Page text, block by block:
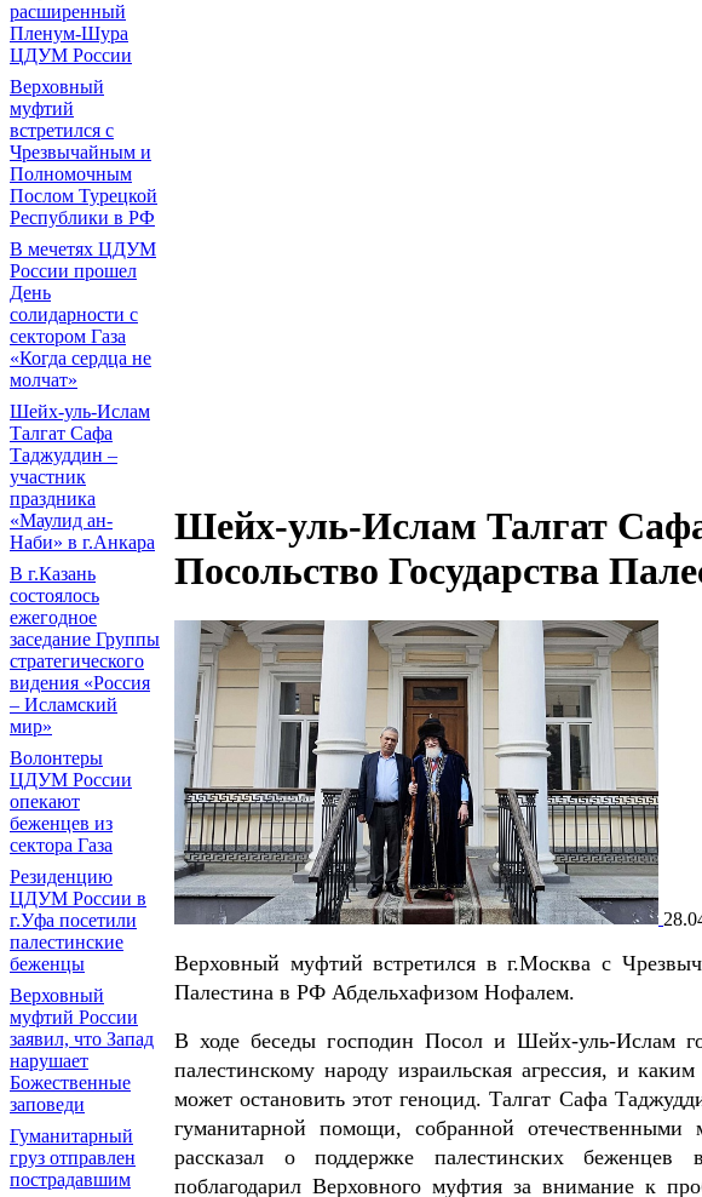
расширенный
Пленум-Шура
ЦДУМ России
Верховный
муфтий
встретился с
Чрезвычайным и
Полномочным
Послом Турецкой
Республики в РФ
В мечетях ЦДУМ
России прошел
День
солидарности с
сектором Газа
«Когда сердца не
молчат»
Шейх-уль-Ислам
Талгат Сафа
Таджуддин –
участник
праздника
«Маулид ан-
Наби» в г.Анкара
В г.Казань
состоялось
ежегодное
заседание Группы
стратегического
видения «Россия
– Исламский
мир»
Волонтеры
ЦДУМ России
опекают
беженцев из
сектора Газа
Резиденцию
ЦДУМ России в
г.Уфа посетили
палестинские
беженцы
Верховный
муфтий России
заявил, что Запад
нарушает
Божественные
заповеди
Гуманитарный
груз отправлен
пострадавшим
Шейх-уль-Ислам Талгат
Посольство Государства
Верховный муфтий встретился в г.Москва с
Палестина в РФ Абдельхафизом Нофалем.
В ходе беседы господин Посол и Шейх-уль-Ислам
палестинскому народу израильская агрессия, и
может остановить этот геноцид. Талгат Сафа
гуманитарной помощи, собранной отечественными
рассказал о поддержке палестинских
поблагодарил Верховного муфтия за внимание к